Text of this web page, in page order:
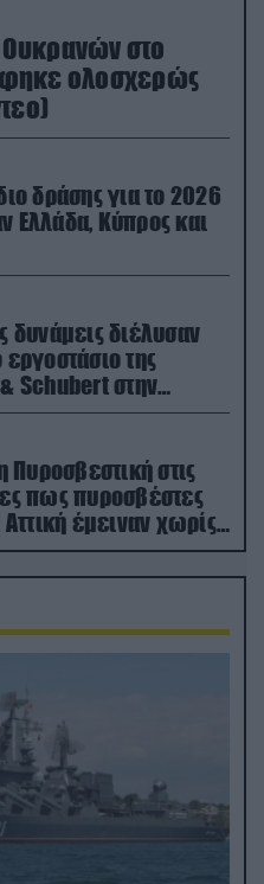
στο
ολοσχερώς
δράσης για το 2026
Ελλάδα, Κύπρος και
δυνάμεις διέλυσαν
της
Schubert στην
Πυροσβεστική στις
πως πυροσβέστες
Αττική έμειναν χωρίς
νερό